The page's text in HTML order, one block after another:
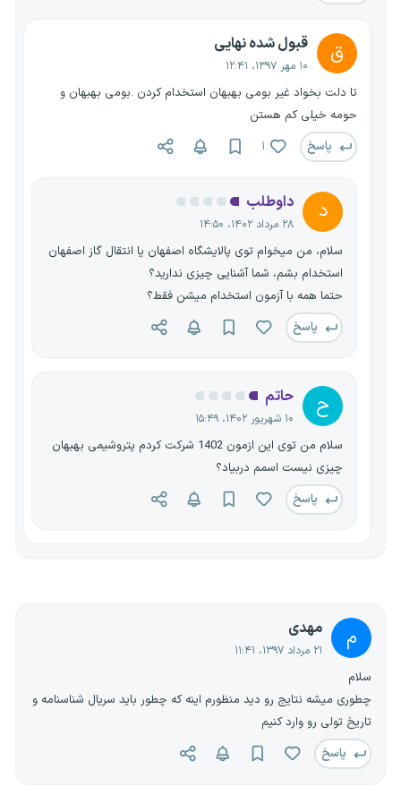
ق قبول شده نهایی
۱۰ مهر ۱۳۹۷، ۱۲:۴۱
تا دلت بخواد غیر بومی بهبهان استخدام کردن .بومی بهبهان و
حومه خیلی کم هستن
پاسخ
۱
د داوطلب
۲۸ مرداد ۱۴۰۲، ۱۴:۵۰
سلام، من میخوام توی پالایشگاه اصفهان یا انتقال گاز اصفهان
استخدام بشم، شما آشنایی چیزی ندارید؟
حتما همه با آزمون استخدام میشن فقط؟
پاسخ
ح حاتم
۱۰ شهریور ۱۴۰۲، ۱۵:۴۹
سلام من توی این ازمون 1402 شرکت کردم پتروشیمی بهبهان
چیزی نیست اسمم دربیاد؟
پاسخ
م مهدی
۲۱ مرداد ۱۳۹۷، ۱۱:۴۱
سلام
چطوری میشه نتایج رو دید منظورم اینه که چطور باید سریال شناسنامه و
تاریخ تولی رو وارد کنیم
پاسخ